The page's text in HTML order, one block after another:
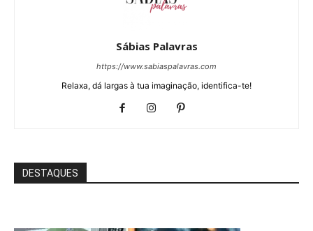
Sábias Palavras
https://www.sabiaspalavras.com
Relaxa, dá largas à tua imaginação, identifica-te!
DESTAQUES